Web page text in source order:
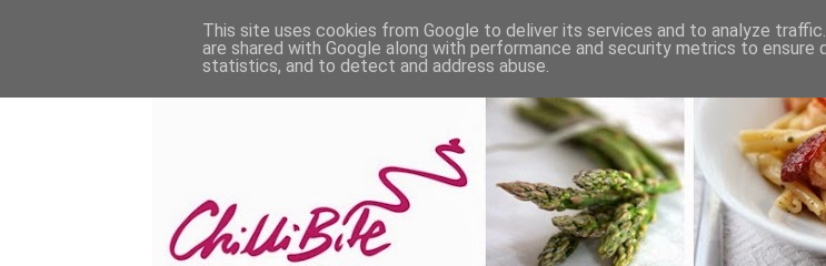
This site uses cookies from Google to deliver its services and to analyze
are shared with Google along with performance and security metrics to ensure
statistics, and to detect and address abuse.